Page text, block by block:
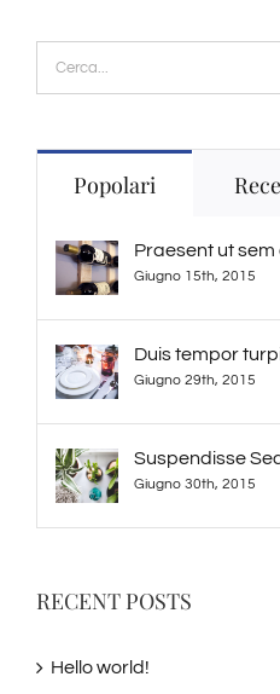
Cerca
per:
Popolari
Praesent ut sem
Giugno 15th, 2015
Duis tempor
Giugno 29th, 2015
Suspendisse
Giugno 30th, 2015
RECENT POSTS
Hello world!